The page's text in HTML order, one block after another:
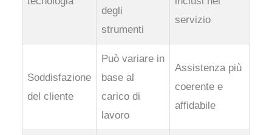
degli
strumenti
servizio
Soddisfazione
del cliente
Può variare in
base al
carico di
lavoro
Assistenza più
coerente e
affidabile